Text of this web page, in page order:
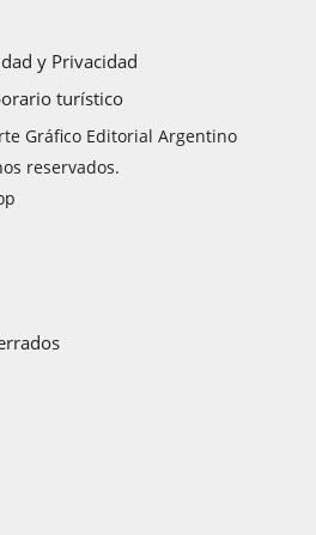
y Privacidad
turístico
Gráfico Editorial Argentino
reservados.